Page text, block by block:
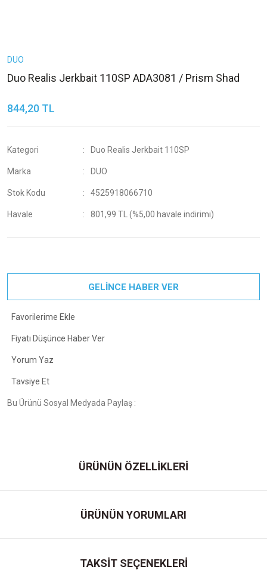
DUO
Duo Realis Jerkbait 110SP ADA3081 / Prism Shad
844,20 TL
Kategori Duo Realis Jerkbait 110SP
Marka DUO
Stok Kodu 4525918066710
Havale 801,99 TL (%5,00 havale indirimi)
GELİNCE HABER VER
Fiyatı Düşünce Haber Ver
Yorum Yaz
Tavsiye Et
Bu Ürünü Sosyal Medyada Paylaş :
ÜRÜNÜN ÖZELLİKLERİ
ÜRÜNÜN YORUMLARI
TAKSİT SEÇENEKLERİ